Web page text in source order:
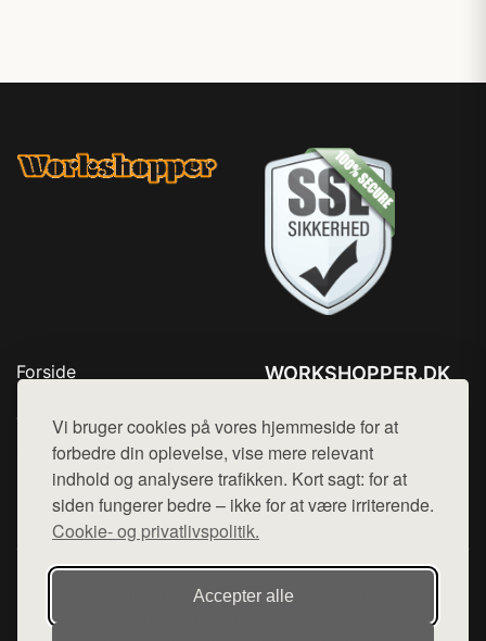
Vi bruger cookies på vores hjemmeside for at
forbedre din oplevelse, vise mere relevant
indhold og analysere trafikken. Kort sagt: for at
siden fungerer bedre – ikke for at være irriterende.
Cookie- og privatlivspolitik.
Accepter alle
Forside
Top Rabatter
Kontakt
WORKSHOPPER.DK
Mail: hej@want.dk
Cookie- og privatlivspolitik
Denne side er en del af want.dk, der udgiver en række
hjemmesider med præsentation af forskellige produkter fra